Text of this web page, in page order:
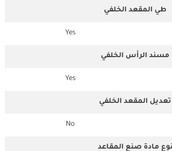
طي المقعد الخلفي
Yes
مسند الرأس الخلفي
Yes
تعديل المقعد الخلفي
No
نوع مادة صنع المقاعد